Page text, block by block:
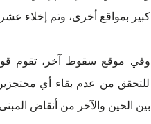
كبير بمواقع أخرى، وتم إخلاء
وفي موقع سقوط آخر، تقوم
للتحقق من عدم بقاء أي
بين الحين والآخر من أنقاض